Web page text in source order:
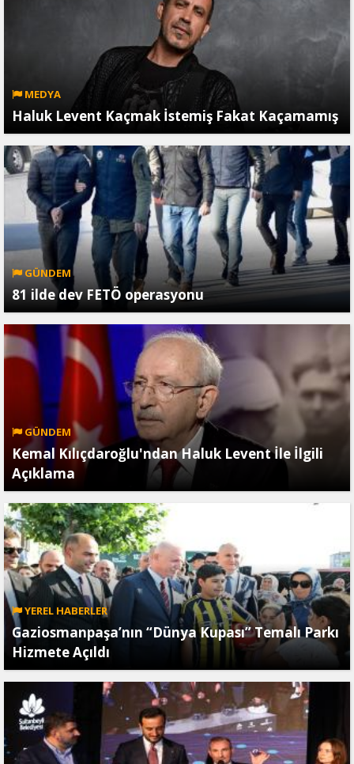
MEDYA
Haluk Levent Kaçmak İstemiş Fakat Kaçamamış
GÜNDEM
81 ilde dev FETÖ operasyonu
GÜNDEM
Kemal Kılıçdaroğlu'ndan Haluk Levent İle İlgili
Açıklama
YEREL HABERLER
Gaziosmanpaşa’nın “Dünya Kupası” Temalı Parkı
Hizmete Açıldı